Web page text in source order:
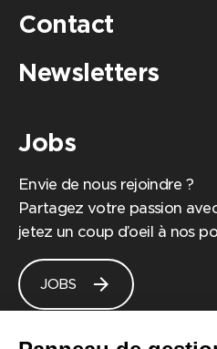
Contact
Newsletters
Jobs
Envie de nous rejoindre ?
Partagez votre passion
jetez un coup d’oeil à nos
JOBS arrow_forward